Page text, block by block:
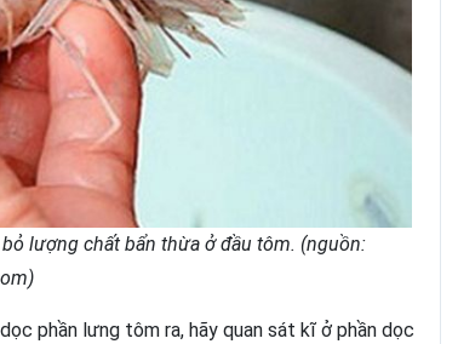
lượng chất bẩn thừa ở đầu tôm. (nguồn:
phần lưng tôm ra, hãy quan sát kĩ ở phần dọc